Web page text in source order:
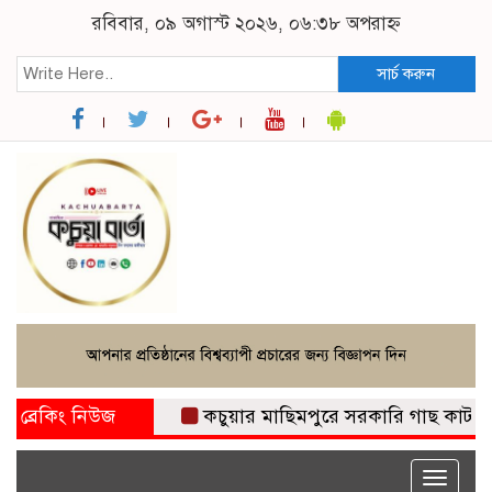
রবিবার, ০৯ অগাস্ট ২০২৬, ০৬:৩৮ অপরাহ্ন
সার্চ করুন
ব্রেকিং নিউজ কচুয়ার মাছিমপুরে সরকারি গাছ কাটার
Toggle